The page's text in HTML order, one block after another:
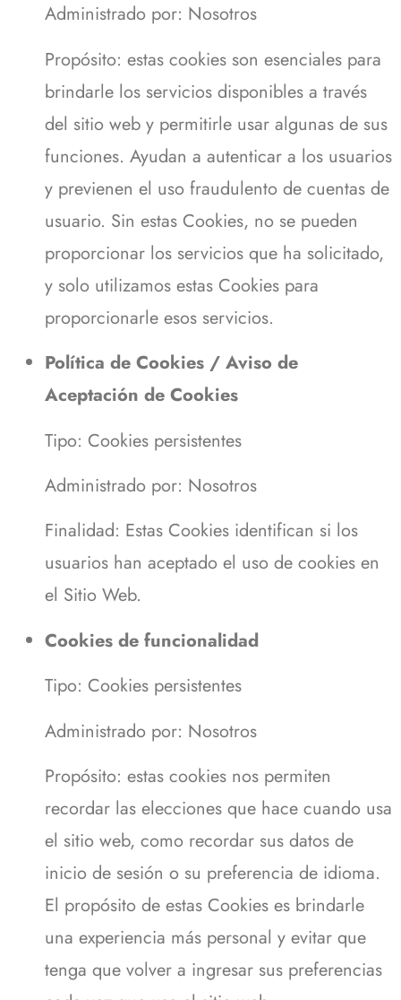
Administrado por: Nosotros
Propósito: estas cookies son esenciales para
brindarle los servicios disponibles a través
del sitio web y permitirle usar algunas de sus
funciones. Ayudan a autenticar a los usuarios
y previenen el uso fraudulento de cuentas de
usuario. Sin estas Cookies, no se pueden
proporcionar los servicios que ha solicitado,
y solo utilizamos estas Cookies para
proporcionarle esos servicios.
Política de Cookies / Aviso de
Aceptación de Cookies
Tipo: Cookies persistentes
Administrado por: Nosotros
Finalidad: Estas Cookies identifican si los
usuarios han aceptado el uso de cookies en
el Sitio Web.
Cookies de funcionalidad
Tipo: Cookies persistentes
Administrado por: Nosotros
Propósito: estas cookies nos permiten
recordar las elecciones que hace cuando usa
el sitio web, como recordar sus datos de
inicio de sesión o su preferencia de idioma.
El propósito de estas Cookies es brindarle
una experiencia más personal y evitar que
tenga que volver a ingresar sus preferencias